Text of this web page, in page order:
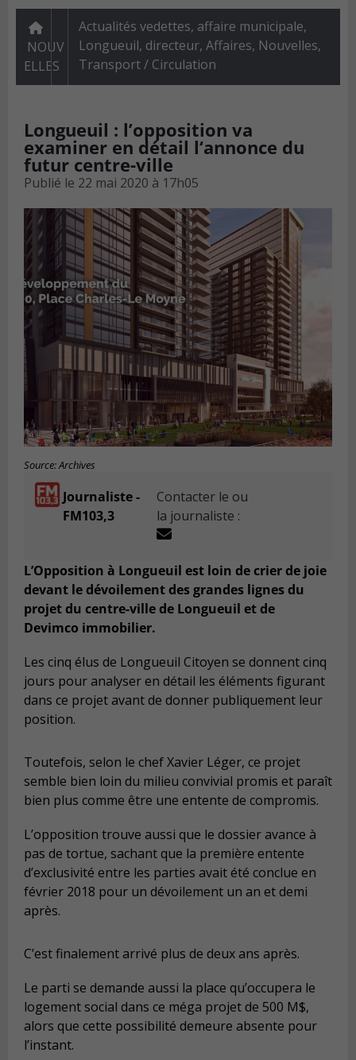
NOUV
ELLES
Actualités vedettes, affaire municipale,
Longueuil, directeur, Affaires, Nouvelles,
Transport / Circulation
Longueuil : l’opposition va
examiner en détail l‘annonce du
futur centre-ville
Publié le 22 mai 2020 à 17h05
Source: Archives
Journaliste -
FM103,3
Contacter le ou
la journaliste :
L’Opposition à Longueuil est loin de crier de joie
devant le dévoilement des grandes lignes du
projet du centre-ville de Longueuil et de
Devimco immobilier.
Les cinq élus de Longueuil Citoyen se donnent cinq
jours pour analyser en détail les éléments figurant
dans ce projet avant de donner publiquement leur
position.
Toutefois, selon le chef Xavier Léger, ce projet
semble bien loin du milieu convivial promis et paraît
bien plus comme être une entente de compromis.
L’opposition trouve aussi que le dossier avance à
pas de tortue, sachant que la première entente
d’exclusivité entre les parties avait été conclue en
février 2018 pour un dévoilement un an et demi
après.
C’est finalement arrivé plus de deux ans après.
Le parti se demande aussi la place qu’occupera le
logement social dans ce méga projet de 500 M$,
alors que cette possibilité demeure absente pour
l’instant.